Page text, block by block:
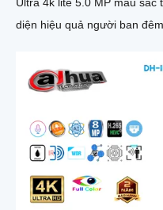
diện hiệu quả người ban